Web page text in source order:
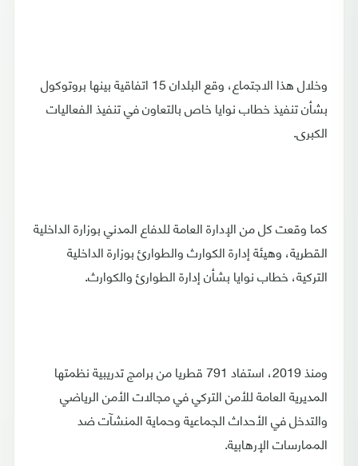
وخلال هذا الاجتماع، وقع البلدان 15 اتفاقية بينها بروتوكول
بشأن تنفيذ خطاب نوايا خاص بالتعاون في تنفيذ الفعاليات
الكبرى.
كما وقعت كل من الإدارة العامة للدفاع المدني بوزارة الداخلية
القطرية، وهيئة إدارة الكوارث والطوارئ بوزارة الداخلية
التركية، خطاب نوايا بشأن إدارة الطوارئ والكوارث.
ومنذ 2019، استفاد 791 قطريا من برامج تدريبية نظمتها
المديرية العامة للأمن التركي في مجالات الأمن الرياضي
والتدخل في الأحداث الجماعية وحماية المنشآت ضد
الممارسات الإرهابية.